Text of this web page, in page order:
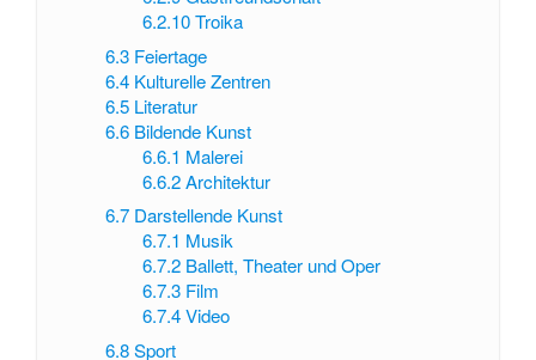
6.2.10 Troika
6.3 Feiertage
6.4 Kulturelle Zentren
6.5 Literatur
6.6 Bildende Kunst
6.6.1 Malerei
6.6.2 Architektur
6.7 Darstellende Kunst
6.7.1 Musik
6.7.2 Ballett, Theater und Oper
6.7.3 Film
6.7.4 Video
6.8 Sport